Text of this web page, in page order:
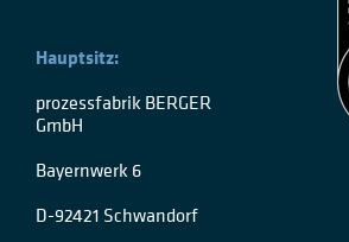
Hauptsitz:
prozessfabrik BERGER
GmbH
Bayernwerk 6
D-92421 Schwandorf